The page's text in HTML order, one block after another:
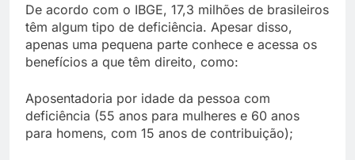
De acordo com o IBGE, 17,3 milhões de brasileiros
têm algum tipo de deficiência. Apesar disso,
apenas uma pequena parte conhece e acessa os
benefícios a que têm direito, como:
Aposentadoria por idade da pessoa com
deficiência (55 anos para mulheres e 60 anos
para homens, com 15 anos de contribuição);